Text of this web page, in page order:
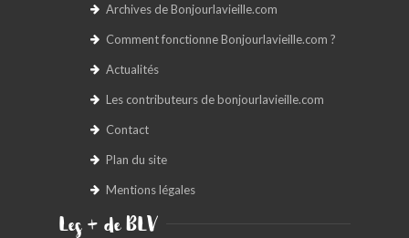
Archives de Bonjourlavieille.com
Comment fonctionne Bonjourlavieille.com ?
Actualités
Les contributeurs de bonjourlavieille.com
Contact
Plan du site
Mentions légales
Les + de BLV